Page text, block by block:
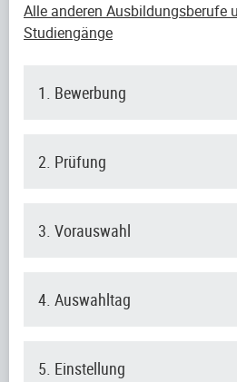
Alle anderen Ausbildungsberufe
Studiengänge
1. Bewerbung
2. Prüfung
3. Vorauswahl
4. Auswahltag
5. Einstellung